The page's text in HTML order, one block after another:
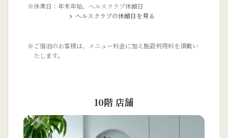
※休業日：年末年始、ヘルスクラブ休館日
ヘルスクラブの休館日を見る
※ご宿泊のお客様は、メニュー料金に加え施設利用料を頂戴い
たします。
10階 店舗